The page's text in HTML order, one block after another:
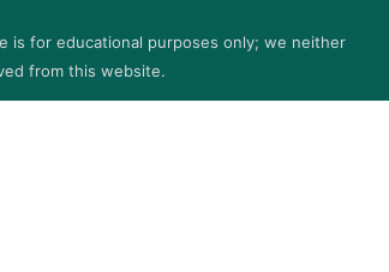
is for educational purposes only; we neither
from this website.